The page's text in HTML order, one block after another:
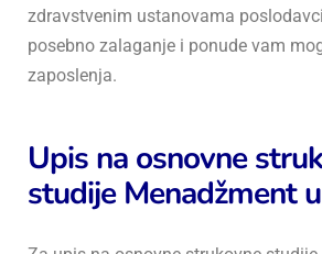
zdravstvenim ustanovama
posebno zalaganje i ponude vam
zaposlenja.
Upis na osnovne
studije Menadžment